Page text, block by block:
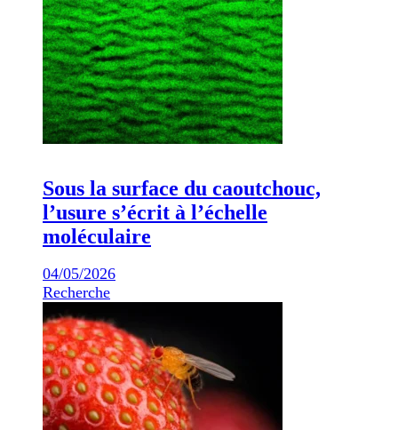
Sous la surface du caoutchouc,
l’usure s’écrit à l’échelle
moléculaire
04/05/2026
Recherche